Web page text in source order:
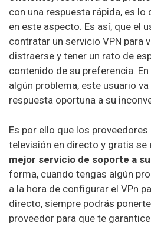
con una respuesta rápida, es lo
en este aspecto. Es así, que el
contratar un servicio VPN para
distraerse y tener un rato de
contenido de su preferencia.
algún problema, este usuario
respuesta oportuna a su
Es por ello que los proveedores
televisión en directo y gratis se
mejor servicio de soporte a
forma, cuando tengas algún
a la hora de configurar el VPn
directo, siempre podrás
proveedor para que te